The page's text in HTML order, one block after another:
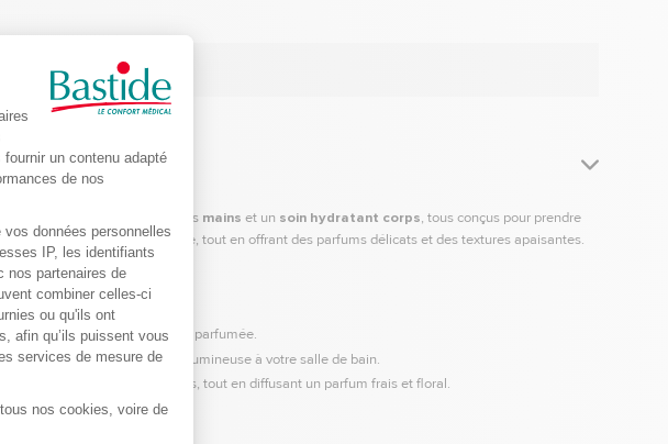
pour les mains et un soin hydratant corps, tous conçus pour prendre
routine de soin quotidienne, tout en offrant des parfums délicats et des textures apaisantes.
la peau douce et légèrement parfumée.
fleuri apporte une touche lumineuse à votre salle de bain.
assouplit les peaux sensibles, tout en diffusant un parfum frais et floral.